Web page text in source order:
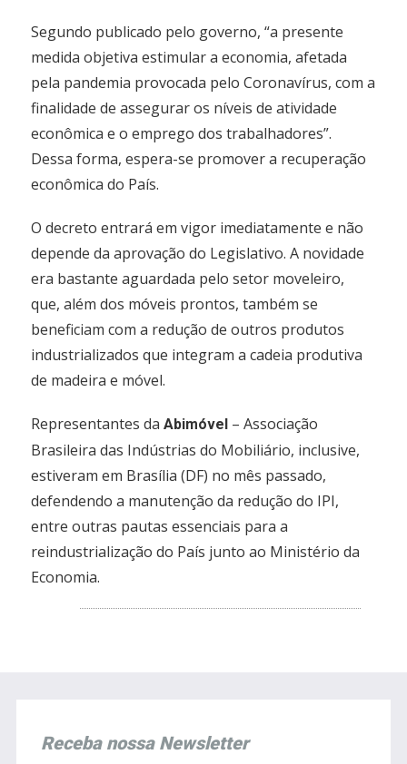
Segundo publicado pelo governo, “a presente
medida objetiva estimular a economia, afetada
pela pandemia provocada pelo Coronavírus, com a
finalidade de assegurar os níveis de atividade
econômica e o emprego dos trabalhadores”.
Dessa forma, espera-se promover a recuperação
econômica do País.
O decreto entrará em vigor imediatamente e não
depende da aprovação do Legislativo. A novidade
era bastante aguardada pelo setor moveleiro,
que, além dos móveis prontos, também se
beneficiam com a redução de outros produtos
industrializados que integram a cadeia produtiva
de madeira e móvel.
Representantes daAbimóvel – Associação
Brasileira das Indústrias do Mobiliário, inclusive,
estiveram em Brasília (DF) no mês passado,
defendendo a manutenção da redução do IPI,
entre outras pautas essenciais para a
reindustrialização do País junto ao Ministério da
Economia.
Receba nossa Newsletter